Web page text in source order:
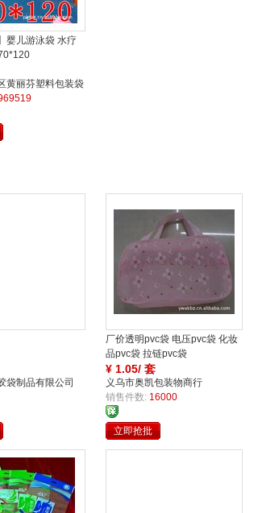
婴儿游泳袋 水疗
黄丽芬塑料包装袋
袋制品有限公司
厂价透明pvc袋 电压pvc袋 化妆
品pvc袋 拉链pvc袋
¥ 1.05/ 套
义乌市奥凯包装物商行
销售件数: 16000
立即抢批